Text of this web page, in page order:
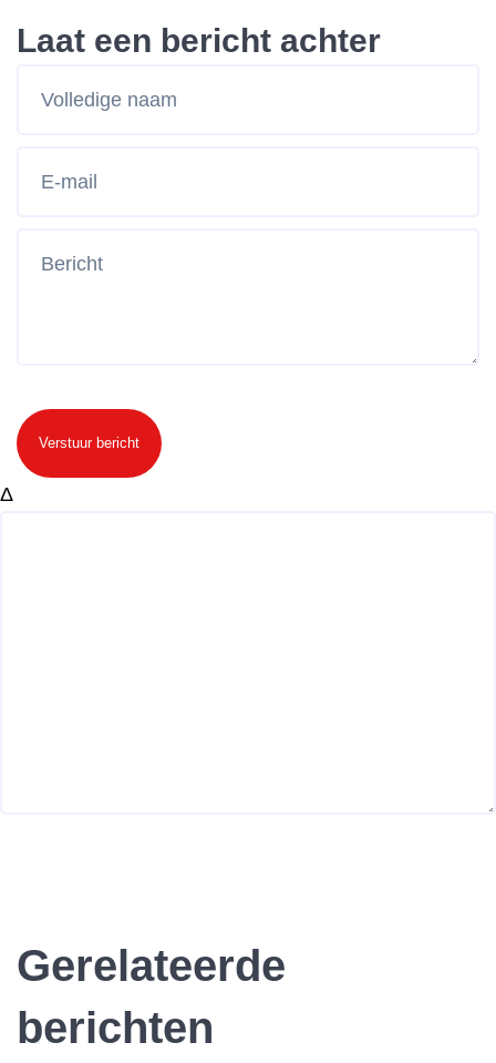
Laat een bericht achter
Verstuur bericht
Δ
Gerelateerde
berichten